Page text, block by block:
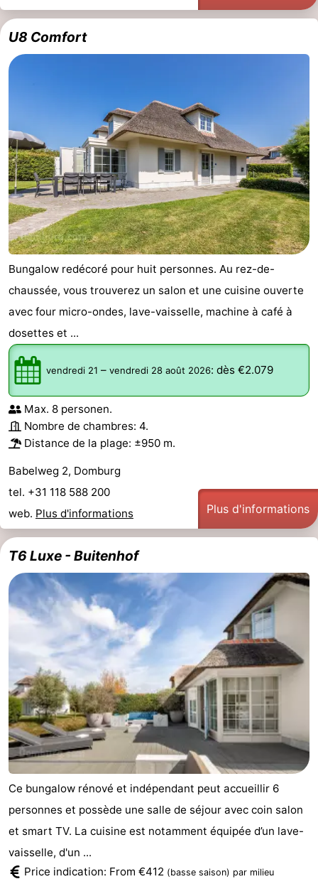
U8 Comfort
Bungalow redécoré pour huit personnes. Au rez-de-
chaussée, vous trouverez un salon et une cuisine ouverte
avec four micro-ondes, lave-vaisselle, machine à café à
dosettes et ...
vendredi 21 – vendredi 28 août 2026: dès €2.079
Max. 8 personen.
Nombre de chambres: 4.
Distance de la plage: ±950 m.
Babelweg 2, Domburg
tel. +31 118 588 200
web. Plus d'informations Plus d'informations
T6 Luxe - Buitenhof
Ce bungalow rénové et indépendant peut accueillir 6
personnes et possède une salle de séjour avec coin salon
et smart TV. La cuisine est notamment équipée d’un lave-
vaisselle, d'un ...
Price indication: From €412 (basse saison) par milieu